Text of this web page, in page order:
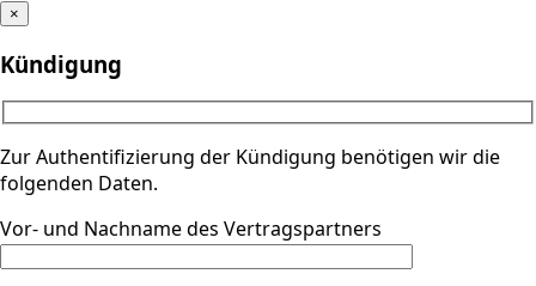
×
Kündigung
Zur Authentifizierung der Kündigung benötigen wir die
folgenden Daten.
Vor- und Nachname des Vertragspartners